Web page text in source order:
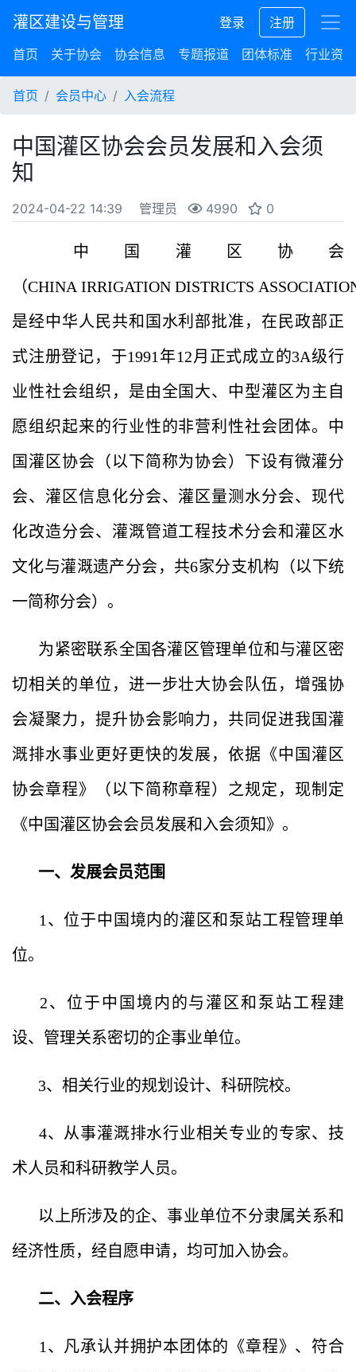
灌区建设与管理 登录
注册
首页
关于协会 协会信息 专题报道 团体标准 行业资讯
首页 会员中心 入会流程
中国灌区协会会员发展和入会须
知
2024-04-22 14:39 管理员 4990 0
中国灌区协会
（CHINA IRRIGATION DISTRICTS
是经中华人民共和国水利部批准，在民政部正
式注册登记，于1991年12月正式成立的3A级行
业性社会组织，是由全国大、中型灌区为主自
愿组织起来的行业性的非营利性社会团体。中
国灌区协会（以下简称为协会）下设有微灌分
会、灌区信息化分会、灌区量测水分会、现代
化改造分会、灌溉管道工程技术分会和灌区水
文化与灌溉遗产分会，共6家分支机构（以下统
一简称分会）。
为紧密联系全国各灌区管理单位和与灌区密
切相关的单位，进一步壮大协会队伍，增强协
会凝聚力，提升协会影响力，共同促进我国灌
溉排水事业更好更快的发展，依据《中国灌区
协会章程》（以下简称章程）之规定，现制定
《中国灌区协会会员发展和入会须知》。
一、发展会员范围
1、位于中国境内的灌区和泵站工程管理单
位。
2、位于中国境内的与灌区和泵站工程建
设、管理关系密切的企事业单位。
3、相关行业的规划设计、科研院校。
4、从事灌溉排水行业相关专业的专家、技
术人员和科研教学人员。
以上所涉及的企、事业单位不分隶属关系和
经济性质，经自愿申请，均可加入协会。
二、入会程序
1、凡承认并拥护本团体的《章程》、符合